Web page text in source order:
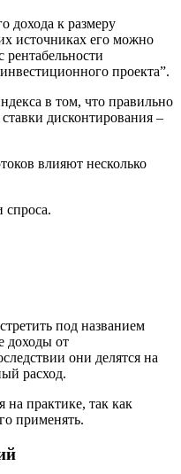
дохода к размеру
источниках его можно
рентабельности
проекта”.
в том, что правильно
дисконтирования –
влияют несколько
спроса.
под названием
доходы от
они делятся на
расход.
на практике, так как
применять.